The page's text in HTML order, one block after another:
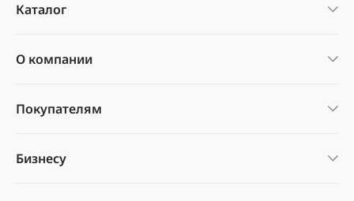
Каталог
О компании
Покупателям
Бизнесу